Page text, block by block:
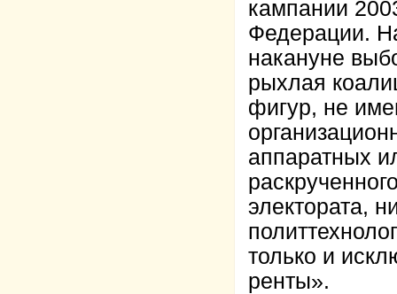
кампании
Федерации.
накануне
рыхлая
фигур, не
аппаратных
электората,
только и
ренты».